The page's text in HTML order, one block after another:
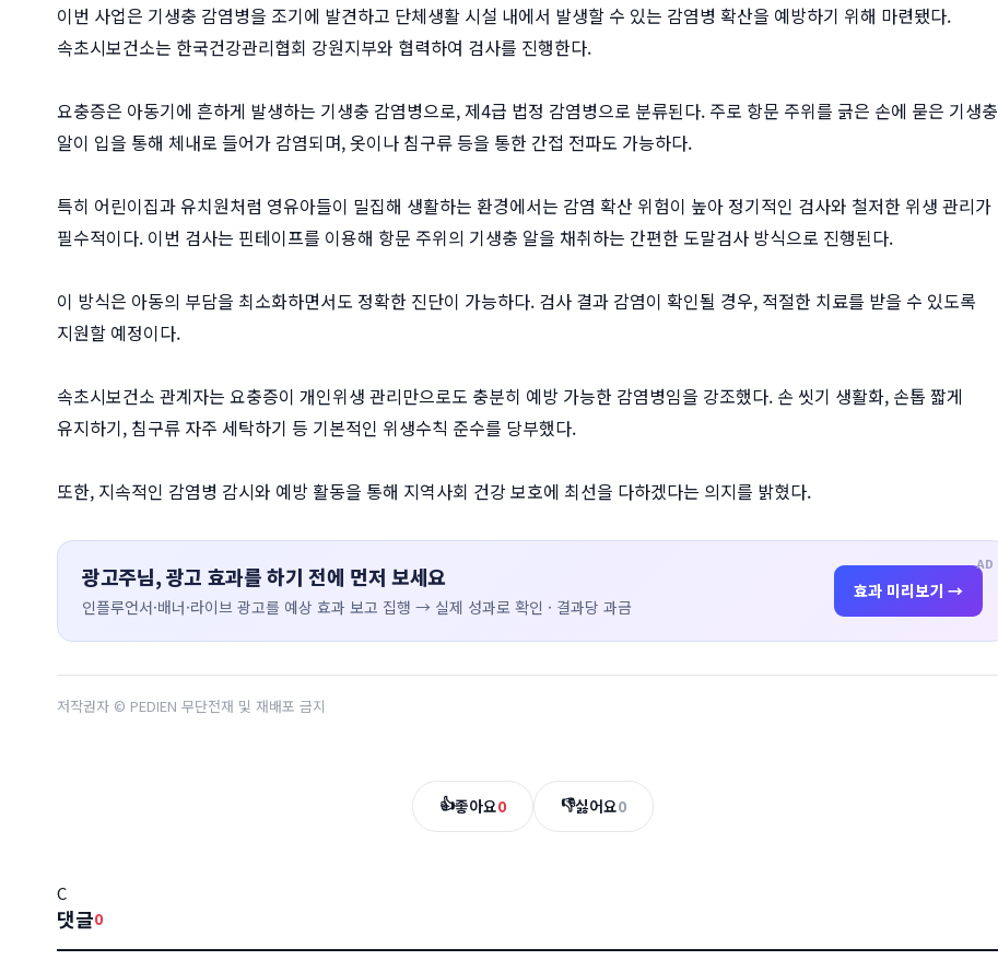
이번 사업은 기생충 감염병을 조기에 발견하고 단체생활 시설 내에서 발생할 수 있는 감염병 확산을 예방하기 위해 마련됐다.
속초시보건소는 한국건강관리협회 강원지부와 협력하여 검사를 진행한다.
요충증은 아동기에 흔하게 발생하는 기생충 감염병으로, 제4급 법정 감염병으로 분류된다. 주로 항문 주위를 긁은 손에 묻은 기생충
알이 입을 통해 체내로 들어가 감염되며, 옷이나 침구류 등을 통한 간접 전파도 가능하다.
특히 어린이집과 유치원처럼 영유아들이 밀집해 생활하는 환경에서는 감염 확산 위험이 높아 정기적인 검사와 철저한 위생 관리가
필수적이다. 이번 검사는 핀테이프를 이용해 항문 주위의 기생충 알을 채취하는 간편한 도말검사 방식으로 진행된다.
이 방식은 아동의 부담을 최소화하면서도 정확한 진단이 가능하다. 검사 결과 감염이 확인될 경우, 적절한 치료를 받을 수 있도록
지원할 예정이다.
속초시보건소 관계자는 요충증이 개인위생 관리만으로도 충분히 예방 가능한 감염병임을 강조했다. 손 씻기 생활화, 손톱 짧게
유지하기, 침구류 자주 세탁하기 등 기본적인 위생수칙 준수를 당부했다.
또한, 지속적인 감염병 감시와 예방 활동을 통해 지역사회 건강 보호에 최선을 다하겠다는 의지를 밝혔다.
AD
광고주님, 광고 효과를 하기 전에 먼저 보세요
인플루언서·배너·라이브 광고를 예상 효과 보고 집행 → 실제 성과로 확인 · 결과당 과금
효과 미리보기 →
저작권자 © PEDIEN 무단전재 및 재배포 금지
👍좋아요0 👎싫어요0
C
댓글0